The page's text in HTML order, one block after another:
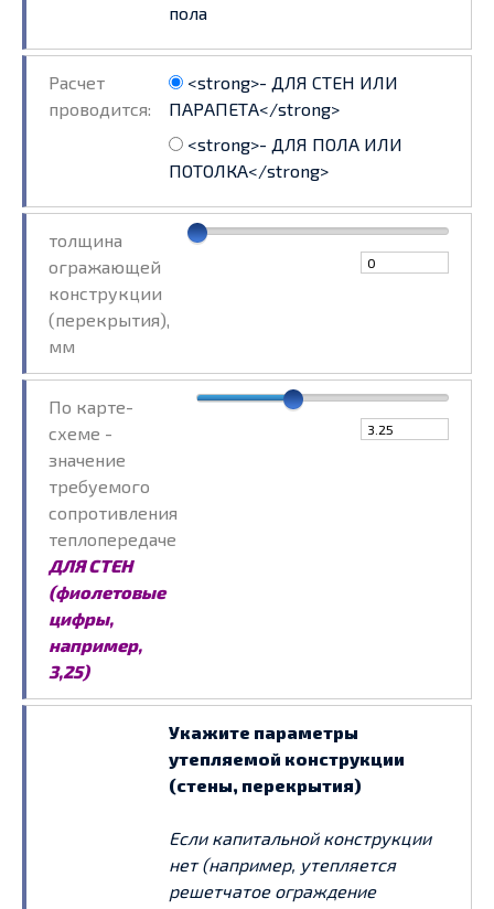
пола
Расчет
проводится:
<strong>- ДЛЯ СТЕН ИЛИ
ПАРАПЕТА</strong>
<strong>- ДЛЯ ПОЛА ИЛИ
ПОТОЛКА</strong>
толщина
огражающей
конструкции
(перекрытия),
мм
По карте-
схеме -
значение
требуемого
сопротивления
теплопередаче
ДЛЯ СТЕН
(фиолетовые
цифры,
например,
3,25)
Укажите параметры
утепляемой конструкции
(стены, перекрытия)
Если капитальной конструкции
нет (например, утепляется
решетчатое ограждение